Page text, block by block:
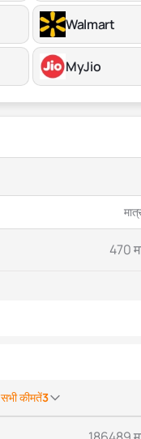
Walmart
MyJio
470
सभी कीमतें3